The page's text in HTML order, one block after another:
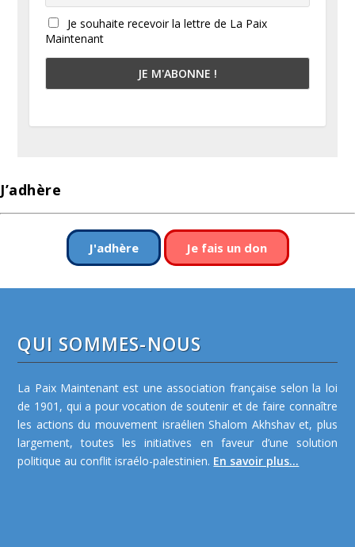
Je souhaite recevoir la lettre de La Paix
Maintenant
J’adhère
J'adhère Je fais un don
QUI SOMMES-NOUS
La Paix Maintenant est une association française selon la loi
de 1901, qui a pour vocation de soutenir et de faire connaître
les actions du mouvement israélien Shalom Akhshav et, plus
largement, toutes les initiatives en faveur d’une solution
politique au conflit israélo-palestinien. En savoir plus...